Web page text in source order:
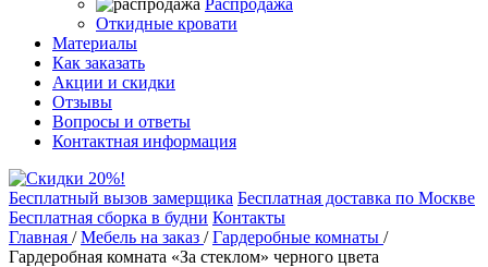
Распродажа
Откидные кровати
Материалы
Как заказать
Акции и скидки
Отзывы
Вопросы и ответы
Контактная информация
Бесплатный вызов замерщика Бесплатная доставка по Москве
Бесплатная сборка в будни Контакты
Главная /Мебель на заказ /Гардеробные комнаты /
Гардеробная комната «За стеклом» черного цвета